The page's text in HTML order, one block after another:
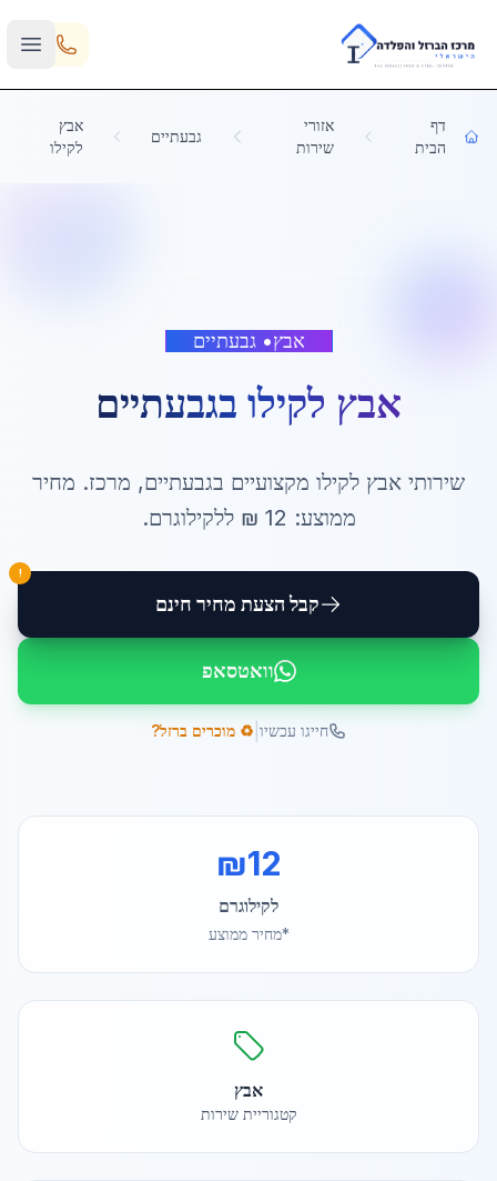
Skip to main content
דף
הבית
אזורי
שירות
גבעתיים
אבץ
לקילו
אבץ•גבעתיים
אבץ לקילו בגבעתיים
שירותי אבץ לקילו מקצועיים בגבעתיים, מרכז. מחיר
ממוצע: 12 ₪ ללקילוגרם.
קבל הצעת מחיר חינם
!
וואטסאפ
חייגו עכשיו ♻️ מוכרים ברזל?
₪12
לקילוגרם
*מחיר ממוצע
אבץ
קטגוריית שירות